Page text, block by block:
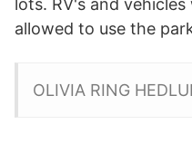
lots. RV's and
allowed to use the
OLIVIA RING